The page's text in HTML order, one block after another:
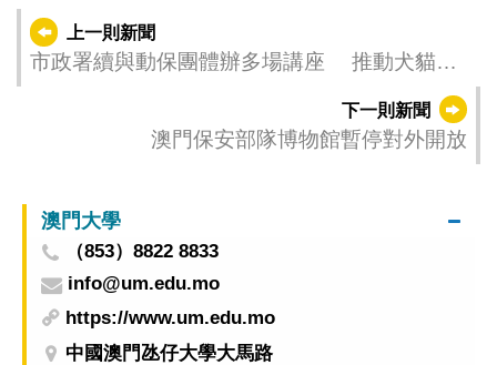
上一則新聞
市政署續與動保團體辦多場講座 推動犬貓領
下一則新聞
澳門保安部隊博物館暫停對外開放
澳門大學
（853）8822 8833
info@um.edu.mo
https://www.um.edu.mo
中國澳門氹仔大學大馬路